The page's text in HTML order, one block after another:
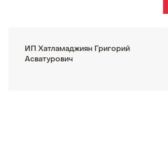
ИП Хатламаджиян Григорий
Асватурович